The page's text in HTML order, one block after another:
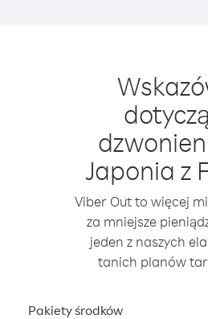
Japonia z
Viber Out to więcej
za mniejsze
jeden z naszych
tanich planów
Pakiety środków